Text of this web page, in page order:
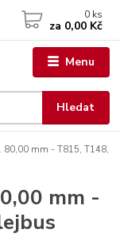
Menu
Hledat
0 ks
za 0,00 Kč
80,00 mm - T815, T148,
mm -